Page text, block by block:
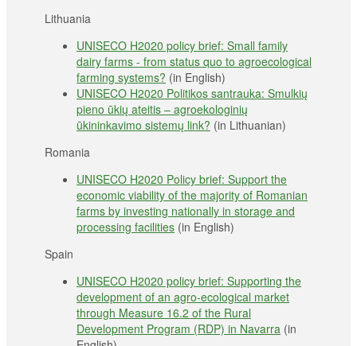
Lithuania
UNISECO H2020 policy brief: Small family
dairy farms - from status quo to agroecological
farming systems? (in English)
UNISECO H2020 Politikos santrauka: Smulkių
pieno ūkių ateitis – agroekologinių
ūkininkavimo sistemų link? (in Lithuanian)
Romania
UNISECO H2020 Policy brief: Support the
economic viability of the majority of Romanian
farms by investing nationally in storage and
processing facilities (in English)
Spain
UNISECO H2020 policy brief: Supporting the
development of an agro-ecological market
through Measure 16.2 of the Rural
Development Program (RDP) in Navarra (in